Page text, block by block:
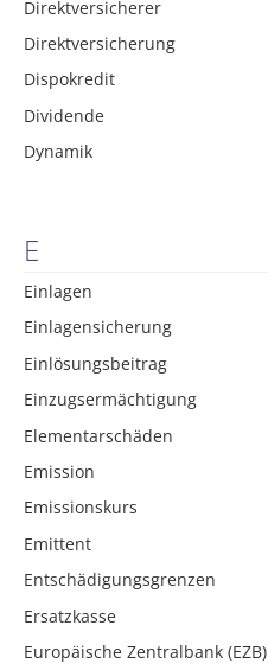
Direktversicherer
Direktversicherung
Dispokredit
Dividende
Dynamik
E
Einlagen
Einlagensicherung
Einlösungsbeitrag
Einzugsermächtigung
Elementarschäden
Emission
Emissionskurs
Emittent
Entschädigungsgrenzen
Ersatzkasse
Europäische Zentralbank (EZB)